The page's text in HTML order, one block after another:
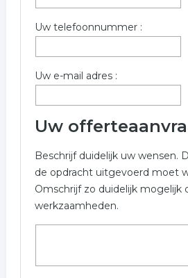
Uw telefoonnummer :
Uw e-mail adres :
Uw
Beschrijf duidelijk uw wensen.
de opdracht uitgevoerd moet
Omschrijf zo duidelijk mogelijk
werkzaamheden.